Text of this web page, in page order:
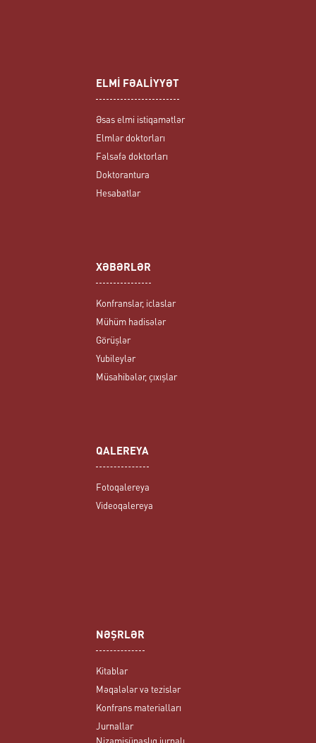
ELMİ FƏALİYYƏT
Əsas elmi istiqamətlər
Elmlər doktorları
Fəlsəfə doktorları
Doktorantura
Hesabatlar
XƏBƏRLƏR
Konfranslar, iclaslar
Mühüm hadisələr
Görüşlər
Yubileylər
Müsahibələr, çıxışlar
QALEREYA
Fotoqalereya
Videoqalereya
NƏŞRLƏR
Kitablar
Məqalələr və tezislər
Konfrans materialları
Jurnallar
Nizamişünaslıq jurnalı